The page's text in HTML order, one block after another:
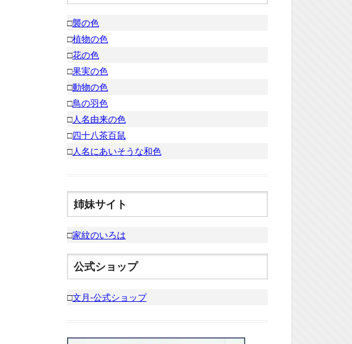
□襲の色
□植物の色
□花の色
□果実の色
□動物の色
□鳥の羽色
□人名由来の色
□四十八茶百鼠
□人名にあいそうな和色
姉妹サイト
□家紋のいろは
公式ショップ
□文月-公式ショップ